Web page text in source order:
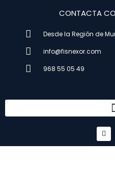
CONTACTA
Desde la Región de
info@fisnexor.com
968 55 05 49
L
i
n